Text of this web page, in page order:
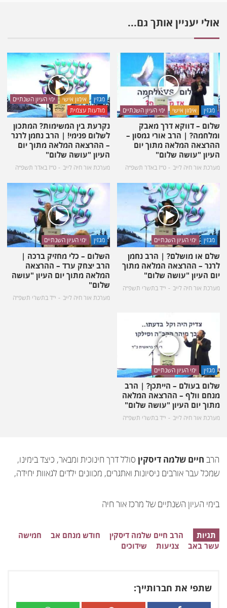
אולי יעניין אותך גם...
מגזין אימון אישי ימי העיון השנתיים
שלום – דווקא דרך מאבק
ומלחמה? | הרב אורי גמסון –
ההרצאה המלאה מתוך יום
העיון "עושה שלום"
מערכת אור חיה לייב ט״ז באדר תשפ״ה
מגזין אימון אישי
ימי העיון השנתיים
מודעות עצמית
נקרעת בין המשימות? המתכון
לשלום פנימי! | הרב נחמן לרנר
– ההרצאה המלאה מתוך יום
העיון "עושה שלום"
מערכת אור חיה לייב ט״ז באדר תשפ״ה
מגזין ימי העיון השנתיים
שלם או מושלם? | הרב נחמן
לרנר – ההרצאה המלאה מתוך
יום העיון "עושה שלום"
מערכת אור חיה לייב י״ד בתשרי תשפ״ה
מגזין ימי העיון השנתיים
השלום – כלי מחזיק ברכה |
הרב יצחק ערד – ההרצאה
המלאה מתוך יום העיון "עושה
שלום"
מערכת אור חיה לייב י״ד בתשרי תשפ״ה
מגזין ימי העיון השנתיים
שלום בעולם – הייתכן? | הרב
מנחם וולף – ההרצאה המלאה
מתוך יום העיון "עושה שלום"
מערכת אור חיה לייב י״ד בתשרי תשפ״ה
הרב חיים שלמה דיסקין סולל דרך חינוכית ומבאר, כיצד בימינו,
שמכל עבר אורבים ניסיונות ואתגרים, מכוונים ילדים לגאוות יחידה,
בימי העיון השנתיים של מרכז אור חיה
תגיות הרב חיים שלמה דיסקין חודש מנחם אב
חמישה
עשר באב
צניעות שידוכים
שתפי את חברותייך: